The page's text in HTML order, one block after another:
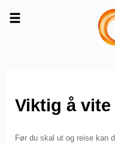
Viktig å vite
Før du skal ut og reise kan